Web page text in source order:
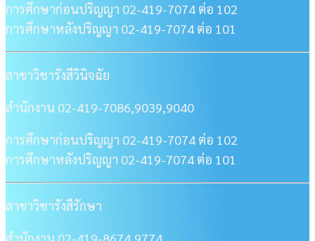
การศึกษาก่อนปริญญา 02-419-7074 ต่อ 102
การศึกษาหลังปริญญา 02-419-7074 ต่อ 101
สาขาวิชารังสีวินิจฉัย
สำนักงาน 02-419-7086,9039,9040
การศึกษาก่อนปริญญา 02-419-7074 ต่อ 102
การศึกษาหลังปริญญา 02-419-7074 ต่อ 101
สาขาวิชารังสีรักษา